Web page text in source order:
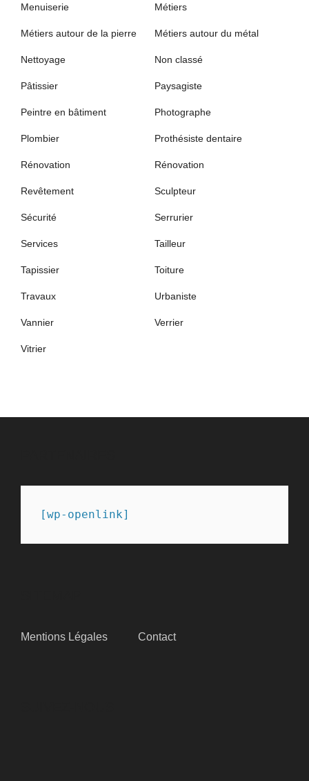
Menuiserie Métiers
Métiers autour de la pierre Métiers autour du métal
Nettoyage Non classé
Pâtissier Paysagiste
Peintre en bâtiment Photographe
Plombier Prothésiste dentaire
Rénovation Rénovation
Revêtement Sculpteur
Sécurité Serrurier
Services Tailleur
Tapissier Toiture
Travaux Urbaniste
Vannier Verrier
Vitrier
[wp-openlink]
Mentions Légales Contact